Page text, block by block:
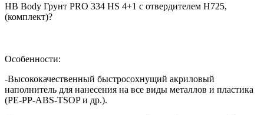
HB Body Грунт PRO 334 HS 4+1 с отвердителем H725,
(комплект)?
Особенности:
-Высококачественный быстросохнущий акриловый
наполнитель для нанесения на все виды металлов и пластика
(PE-PP-ABS-TSOP и др.).